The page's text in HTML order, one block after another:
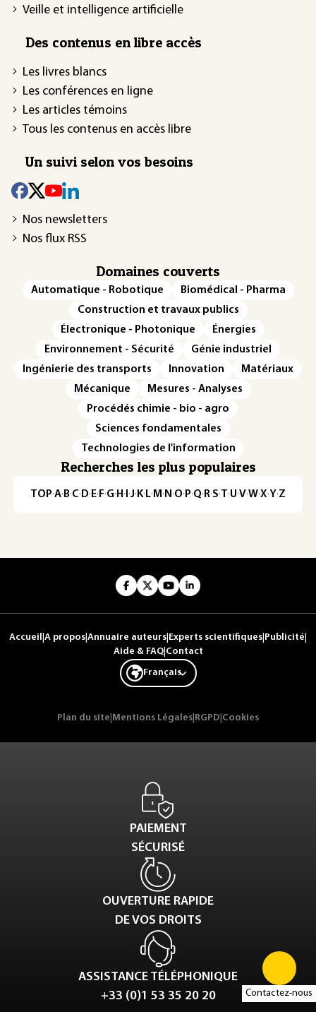
Contactez-nous
Veille et intelligence artificielle
Des contenus en libre accès
Les livres blancs
Les conférences en ligne
Les articles témoins
Tous les contenus en accès libre
Un suivi selon vos besoins
Nos newsletters
Nos flux RSS
Domaines couverts
Automatique - Robotique
Biomédical - Pharma
Construction et travaux publics
Électronique - Photonique
Énergies
Environnement - Sécurité
Génie industriel
Ingénierie des transports
Innovation
Matériaux
Mécanique
Mesures - Analyses
Procédés chimie - bio - agro
Sciences fondamentales
Technologies de l'information
Recherches les plus populaires
TOP·A·B·C·D·E·F·G·H·I·J·K·L·M·N·O·P·Q·R·S·T·U·V·W·X·Y·Z
Accueil A propos Annuaire auteurs Experts scientifiques Publicité
Aide & FAQ| Contact
Français
Plan du site Mentions Légales RGPD Cookies
PAIEMENT
SÉCURISÉ
OUVERTURE RAPIDE
DE VOS DROITS
ASSISTANCE TÉLÉPHONIQUE
+33 (0)1 53 35 20 20